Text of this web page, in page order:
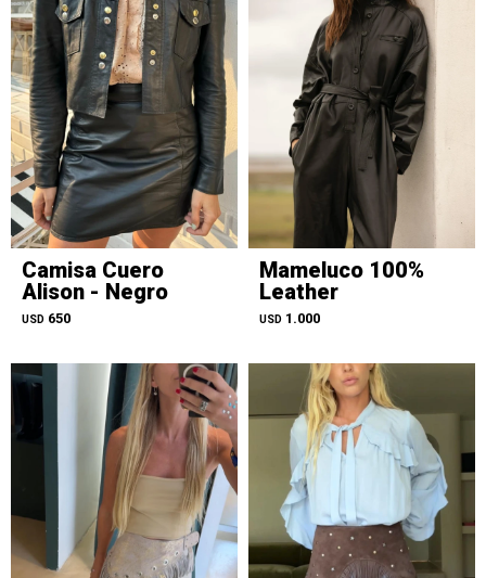
Camisa Cuero
Alison - Negro
USD 650
Mameluco 100%
Leather
USD 1.000